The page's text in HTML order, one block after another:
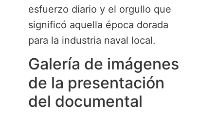
esfuerzo diario y el orgullo que
significó aquella época dorada
para la industria naval local.
Galería de imágenes
de la presentación
del documental